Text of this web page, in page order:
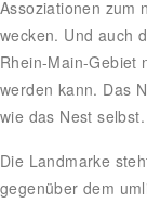
Assoziationen zum
wecken. Und auch
Rhein-Main-Gebiet
werden kann. Das
wie das Nest selbst.
Die Landmarke
gegenüber dem